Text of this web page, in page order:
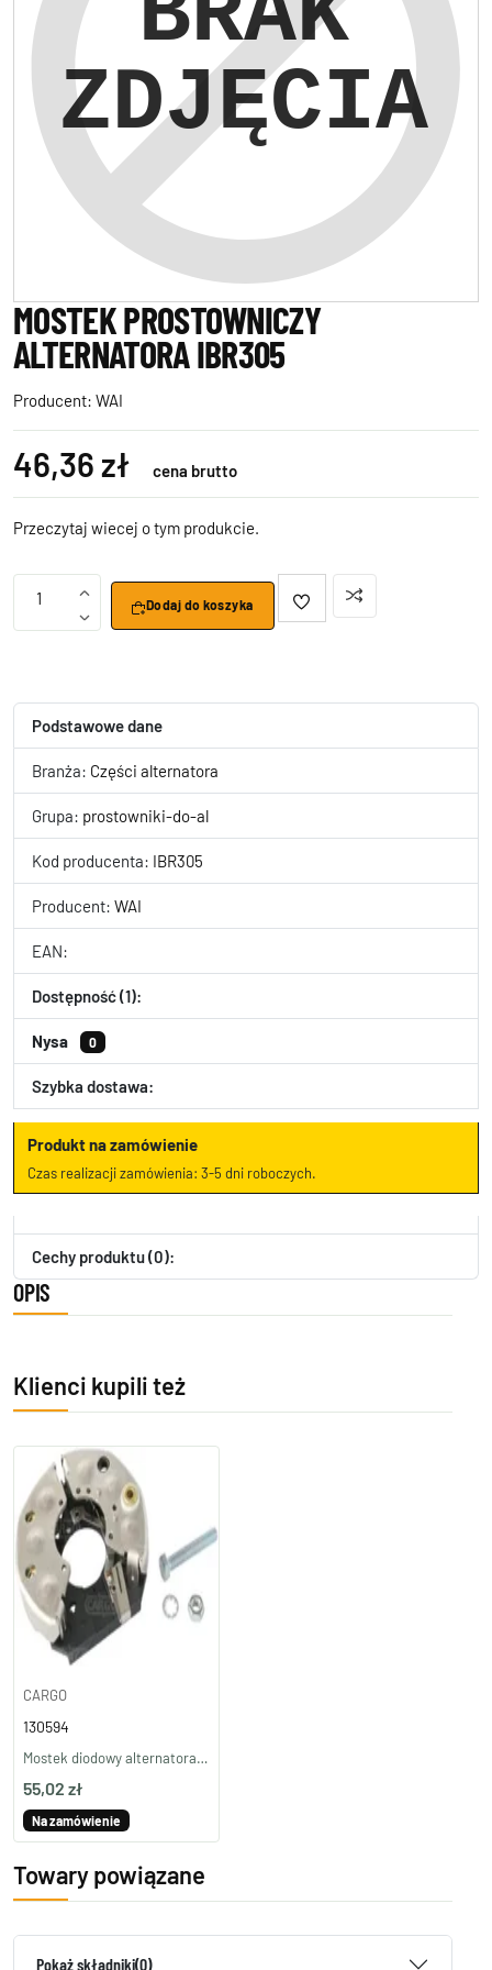
MOSTEK PROSTOWNICZY
ALTERNATORA IBR305
Producent: WAI
46,36 zł cena brutto
Przeczytaj wiecej o tym produkcie.
1 Dodaj do koszyka
Podstawowe dane
Branża: Części alternatora
Grupa: prostowniki-do-al
Kod producenta: IBR305
Producent: WAI
EAN:
Dostępność (1):
Nysa 0
Szybka dostawa:
Produkt na zamówienie
Czas realizacji zamówienia: 3-5 dni roboczych.
Cechy produktu (0):
OPIS
Klienci kupili też
CARGO
130594
Mostek diodowy alternatora 130594
55,02 zł
Na zamówienie
Towary powiązane
Pokaż składniki(0)